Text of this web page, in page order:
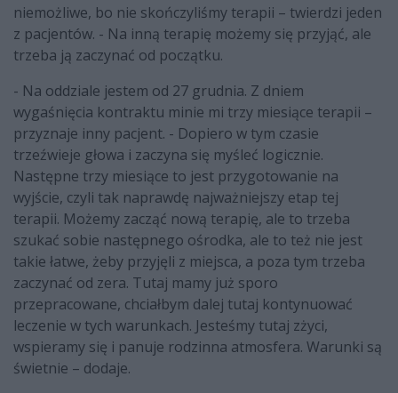
niemożliwe, bo nie skończyliśmy terapii – twierdzi jeden
z pacjentów. - Na inną terapię możemy się przyjąć, ale
trzeba ją zaczynać od początku.
- Na oddziale jestem od 27 grudnia. Z dniem
wygaśnięcia kontraktu minie mi trzy miesiące terapii –
przyznaje inny pacjent. - Dopiero w tym czasie
trzeźwieje głowa i zaczyna się myśleć logicznie.
Następne trzy miesiące to jest przygotowanie na
wyjście, czyli tak naprawdę najważniejszy etap tej
terapii. Możemy zacząć nową terapię, ale to trzeba
szukać sobie następnego ośrodka, ale to też nie jest
takie łatwe, żeby przyjęli z miejsca, a poza tym trzeba
zaczynać od zera. Tutaj mamy już sporo
przepracowane, chciałbym dalej tutaj kontynuować
leczenie w tych warunkach. Jesteśmy tutaj zżyci,
wspieramy się i panuje rodzinna atmosfera. Warunki są
świetnie – dodaje.